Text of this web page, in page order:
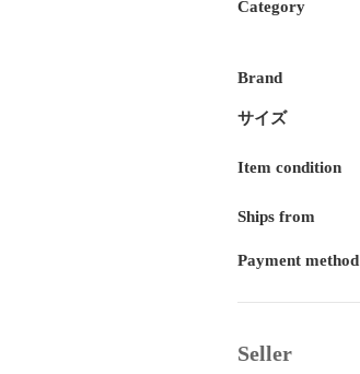
Category
Brand
サイズ
Item condition
Ships from
Payment method
Seller